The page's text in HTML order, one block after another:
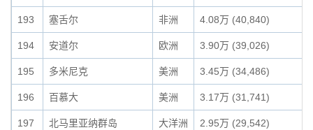
193 塞舌尔 非洲 4.08万 (40,840)
194 安道尔 欧洲 3.90万 (39,026)
195 多米尼克 美洲 3.45万 (34,486)
196 百慕大 美洲 3.17万 (31,741)
197 北马里亚纳群岛 大洋洲 2.95万 (29,542)